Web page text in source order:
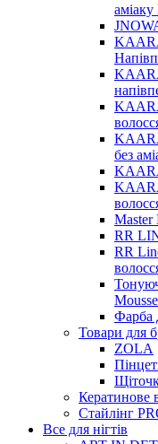
без
RR
RR
Mousse
Фарба
Товари для
ZOLA
Кератинове
Стайлінг
Все для нігтів